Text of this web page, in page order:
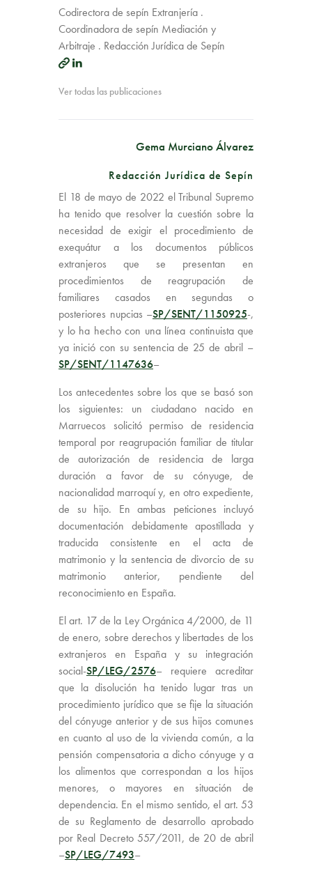
Codirectora de sepín Extranjería .
Coordinadora de sepín Mediación y
Arbitraje . Redacción Jurídica de Sepín
Ver todas las publicaciones
Gema Murciano Álvarez
Redacción Jurídica de Sepín
El 18 de mayo de 2022 el Tribunal Supremo
ha tenido que resolver la cuestión sobre la
necesidad de exigir el procedimiento de
exequátur a los documentos públicos
extranjeros que se presentan en
procedimientos de reagrupación de
familiares casados en segundas o
posteriores nupcias –SP/SENT/1150925-,
y lo ha hecho con una línea continuista que
ya inició con su sentencia de 25 de abril –
SP/SENT/1147636–
Los antecedentes sobre los que se basó son
los siguientes: un ciudadano nacido en
Marruecos solicitó permiso de residencia
temporal por reagrupación familiar de titular
de autorización de residencia de larga
duración a favor de su cónyuge, de
nacionalidad marroquí y, en otro expediente,
de su hijo. En ambas peticiones incluyó
documentación debidamente apostillada y
traducida consistente en el acta de
matrimonio y la sentencia de divorcio de su
matrimonio anterior, pendiente del
reconocimiento en España.
El art. 17 de la Ley Orgánica 4/2000, de 11
de enero, sobre derechos y libertades de los
extranjeros en España y su integración
social-SP/LEG/2576– requiere acreditar
que la disolución ha tenido lugar tras un
procedimiento jurídico que se fije la situación
del cónyuge anterior y de sus hijos comunes
en cuanto al uso de la vivienda común, a la
pensión compensatoria a dicho cónyuge y a
los alimentos que correspondan a los hijos
menores, o mayores en situación de
dependencia. En el mismo sentido, el art. 53
de su Reglamento de desarrollo aprobado
por Real Decreto 557/2011, de 20 de abril
–SP/LEG/7493–